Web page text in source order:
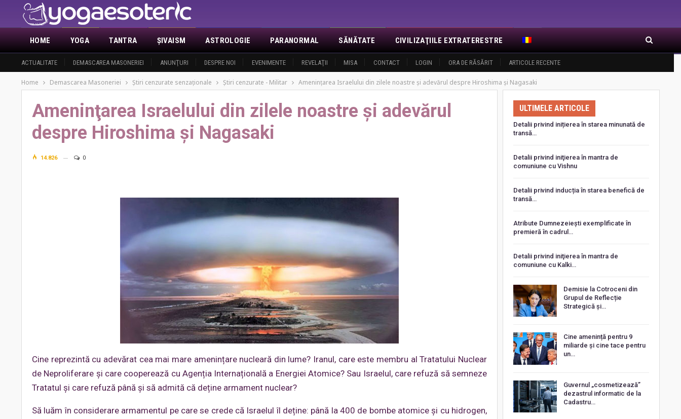
HOME
ACTUALITATE DEMASCAREA MASONERIEI ANUNŢURI DESPRE NOI EVENIMENTE REVELAŢII MISA CONTACT LOGIN ORA DE RĂSĂRIT ARTICOLE RECENTE
YOGA TANTRA ŞIVAISM ASTROLOGIE PARANORMAL SĂNĂTATE CIVILIZAŢIILE EXTRATERESTRE
Home Demascarea Masoneriei Ştiri cenzurate senzaţionale Ştiri cenzurate - Militar Ameninţarea Israelului din zilele noastre şi adevărul despre Hiroshima şi Nagasaki
Ameninţarea Israelului din zilele noastre şi adevărul
despre Hiroshima şi Nagasaki
14.826 0
Cine reprezintă cu adevărat cea mai mare amenințare nucleară din lume? Iranul, care este membru al Tratatului Nuclear
de Neproliferare și care cooperează cu Agenția Internațională a Energiei Atomice? Sau Israelul, care refuză să semneze
Tratatul și care refuză până și să admită că deține armament nuclear?
Să luăm în considerare armamentul pe care se crede că Israelul îl deține: până la 400 de bombe atomice și cu hidrogen,
ULTIMELE ARTICOLE
Detalii privind inițierea în starea minunată de
transă…
Detalii privind iniţierea în mantra de
comuniune cu Vishnu
Detalii privind inducția în starea benefică de
transă…
Atribute Dumnezeiești exemplificate în
premieră în cadrul…
Detalii privind iniţierea în mantra de
comuniune cu Kalki…
Demisie la Cotroceni din
Grupul de Reflecție
Strategică și…
Cine amenință pentru 9
miliarde și cine tace pentru
un…
Guvernul „cosmetizează”
dezastrul informatic de la
Cadastru…